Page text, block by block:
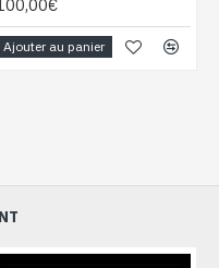
Ajouter au panier